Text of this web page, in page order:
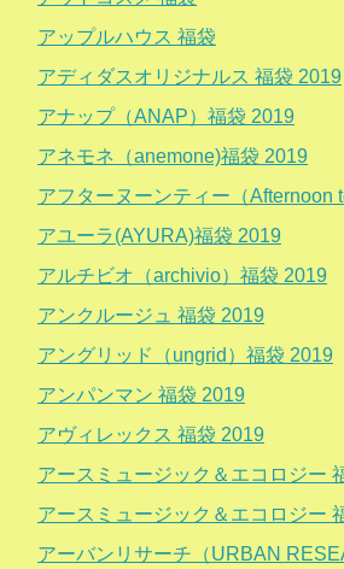
アップルハウス 福袋
アディダスオリジナルス 福袋 2019
アナップ（ANAP）福袋 2019
アネモネ（anemone)福袋 2019
アフターヌーンティー（Afternoon
アユーラ(AYURA)福袋 2019
アルチビオ（archivio）福袋 2019
アンクルージュ 福袋 2019
アングリッド（ungrid）福袋 2019
アンパンマン 福袋 2019
アヴィレックス 福袋 2019
アースミュージック＆エコロジー
アースミュージック＆エコロジー
アーバンリサーチ（URBAN